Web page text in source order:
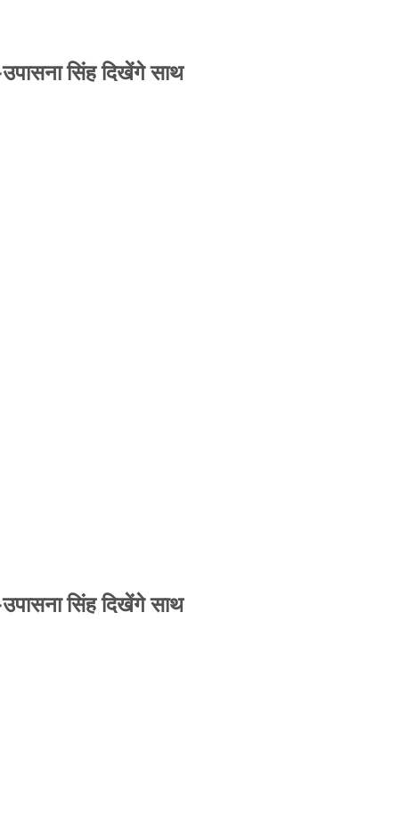
उपासना सिंह दिखेंगे साथ
उपासना सिंह दिखेंगे साथ